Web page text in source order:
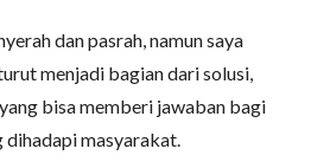
dan pasrah, namun saya
menjadi bagian dari solusi,
bisa memberi jawaban bagi
masyarakat.